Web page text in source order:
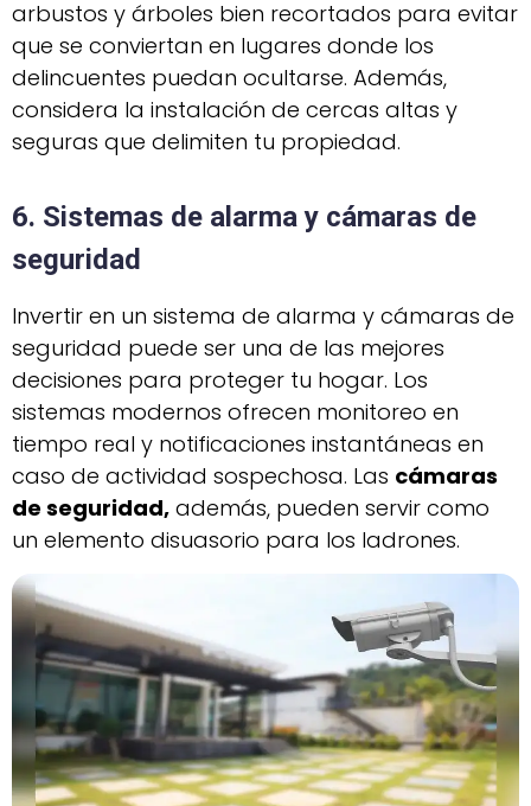
arbustos y árboles bien recortados para evitar
que se conviertan en lugares donde los
delincuentes puedan ocultarse. Además,
considera la instalación de cercas altas y
seguras que delimiten tu propiedad.
6. Sistemas de alarma y cámaras de
seguridad
Invertir en un sistema de alarma y cámaras de
seguridad puede ser una de las mejores
decisiones para proteger tu hogar. Los
sistemas modernos ofrecen monitoreo en
tiempo real y notificaciones instantáneas en
caso de actividad sospechosa. Las cámaras
de seguridad, además, pueden servir como
un elemento disuasorio para los ladrones.